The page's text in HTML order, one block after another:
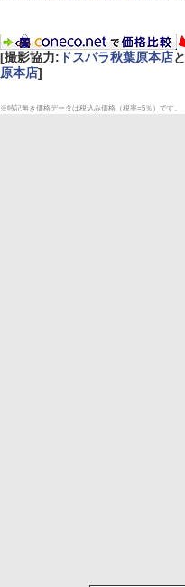
[撮影協力: ドスパラ秋葉原本店と
原本店]
※特記無き価格データは税込み価格（税率=5％）です。